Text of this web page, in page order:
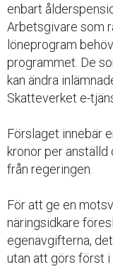
enbart
Arbetsgivare som
löneprogram
programmet. De
kan ändra
Skatteverket e-
Förslaget innebär
kronor per
från regeringen.
För att ge en
näringsidkare
egenavgifterna,
utan att görs först i